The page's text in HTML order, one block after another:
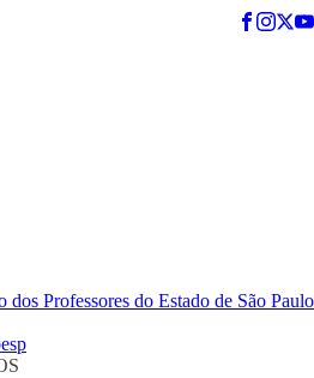
dos Professores do Estado de São Paulo